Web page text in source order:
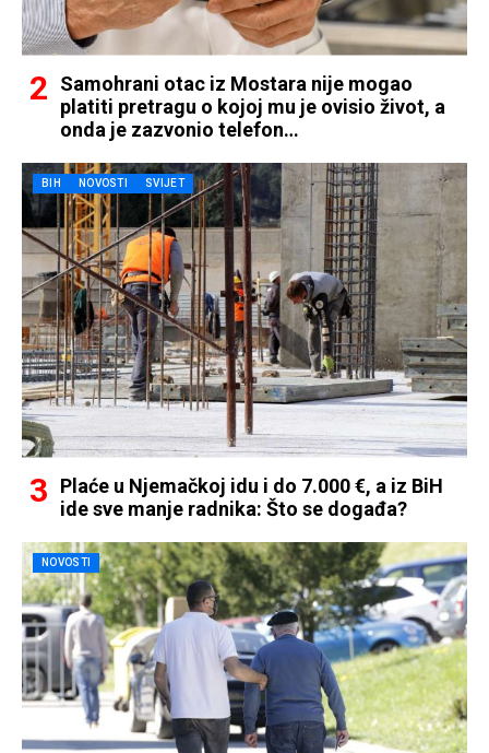
Samohrani otac iz Mostara nije mogao
platiti pretragu o kojoj mu je ovisio život, a
onda je zazvonio telefon…
BIH NOVOSTI SVIJET
Plaće u Njemačkoj idu i do 7.000 €, a iz BiH
ide sve manje radnika: Što se događa?
NOVOSTI